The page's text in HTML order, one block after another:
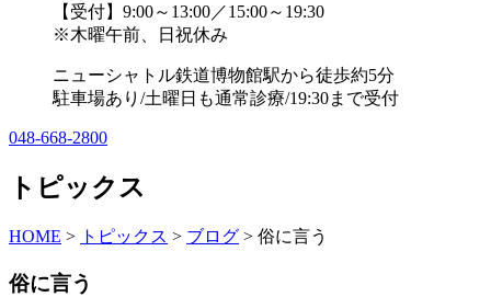
【受付】9:00～13:00／15:00～19:30
※木曜午前、日祝休み
ニューシャトル鉄道博物館駅から徒歩約5分
駐車場あり/土曜日も通常診療/19:30まで受付
048-668-2800
トピックス
HOME > トピックス > ブログ > 俗に言う
俗に言う